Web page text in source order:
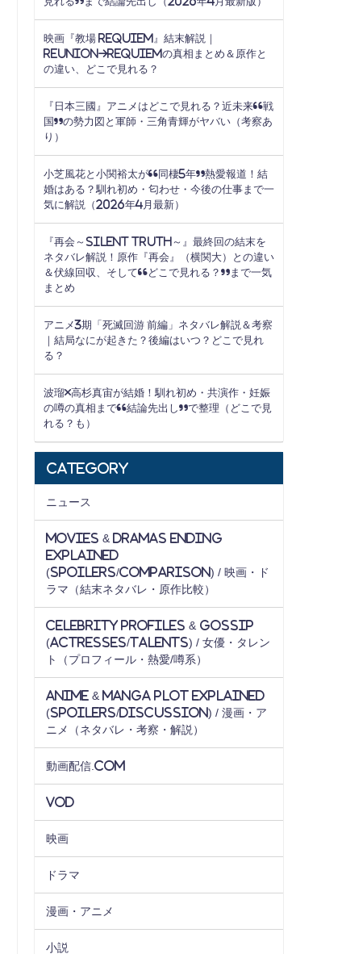
映画『教場 Requiem』結末解説｜
Reunion→Requiemの真相まとめ＆原作と
の違い、どこで見れる？
『日本三國』アニメはどこで見れる？近未来“戦
国”の勢力図と軍師・三角青輝がヤバい（考察あ
り）
小芝風花と小関裕太が“同棲5年”熱愛報道！結
婚はある？馴れ初め・匂わせ・今後の仕事まで一
気に解説（2026年4月最新）
『再会～Silent Truth～』最終回の結末を
ネタバレ解説！原作『再会』（横関大）との違い
＆伏線回収、そして“どこで見れる？”まで一気
まとめ
アニメ3期「死滅回游 前編」ネタバレ解説＆考察
｜結局なにが起きた？後編はいつ？どこで見れ
る？
波瑠×高杉真宙が結婚！馴れ初め・共演作・妊娠
の噂の真相まで“結論先出し”で整理（どこで見
れる？も）
Category
ニュース
Movies & Dramas Ending
Explained
(Spoilers/Comparison) / 映画・ド
ラマ（結末ネタバレ・原作比較）
Celebrity Profiles & Gossip
(Actresses/Talents) / 女優・タレン
ト（プロフィール・熱愛/噂系）
Anime & Manga Plot Explained
(Spoilers/Discussion) / 漫画・ア
ニメ（ネタバレ・考察・解説）
動画配信.com
VOD
映画
ドラマ
漫画・アニメ
小説